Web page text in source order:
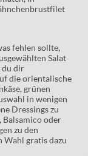
fehlen sollte,
Salat
du dir
die orientalische
grünen
in wenigen
Dressings zu
Balsamico oder
zu den
Wahl gratis dazu